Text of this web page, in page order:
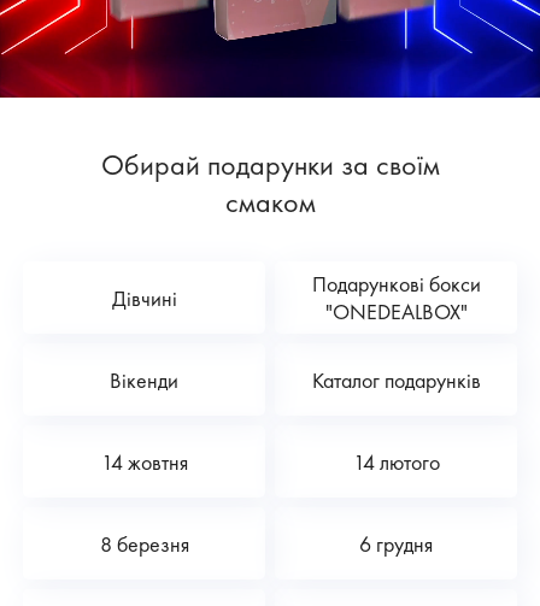
Обирай подарунки за своїм
смаком
Дівчині
Подарункові бокси
"ONEDEALBOX"
Вікенди Каталог подарунків
14 жовтня 14 лютого
8 березня 6 грудня